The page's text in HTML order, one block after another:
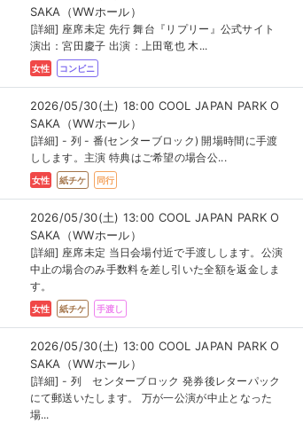
SAKA（WWホール）
[詳細] 座席未定 先行 舞台『リプリー』公式サイト
演出：宮田慶子 出演：上田竜也 木...
女性 コンビニ
2026/05/30(土) 18:00 COOL JAPAN PARK O
SAKA（WWホール）
[詳細] - 列 - 番(センターブロック) 開場時間に手渡
しします。主演 特典はご希望の場合公...
女性 紙チケ 同行
2026/05/30(土) 13:00 COOL JAPAN PARK O
SAKA（WWホール）
[詳細] 座席未定 当日会場付近で手渡しします。公演
中止の場合のみ手数料を差し引いた全額を返金しま
す。
女性 紙チケ 手渡し
2026/05/30(土) 13:00 COOL JAPAN PARK O
SAKA（WWホール）
[詳細] - 列 センターブロック 発券後レターパック
にて郵送いたします。 万が一公演が中止となった
場...